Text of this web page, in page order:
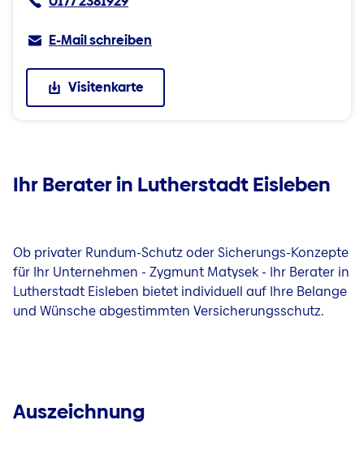
E-Mail schreiben
Visitenkarte
Ihr Berater in Lutherstadt Eisleben
Ob privater Rundum-Schutz oder Sicherungs-Konzepte
für Ihr Unternehmen - Zygmunt Matysek - Ihr Berater in
Lutherstadt Eisleben bietet individuell auf Ihre Belange
und Wünsche abgestimmten Versicherungsschutz.
Auszeichnung